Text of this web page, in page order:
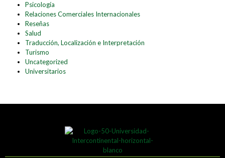
Psicología
Relaciones Comerciales Internacionales
Reseñas
Salud
Traducción, Localización e Interpretación
Turismo
Uncategorized
Universitarios